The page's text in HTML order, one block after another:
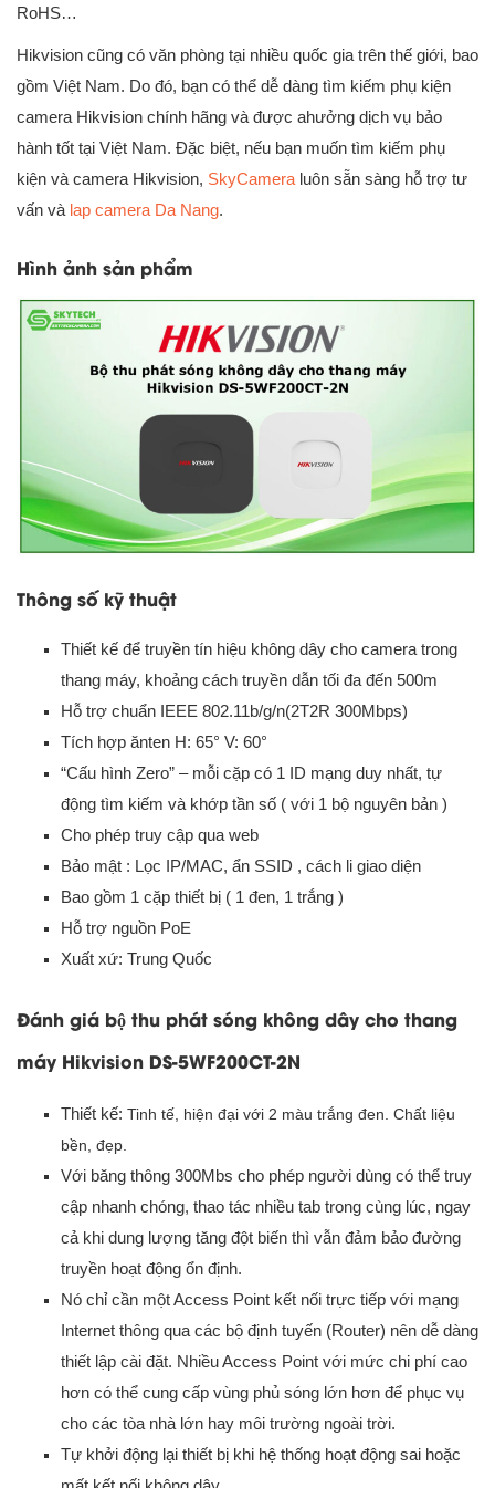
RoHS…
Hikvision cũng có văn phòng tại nhiều quốc gia trên thế giới, bao
gồm Việt Nam. Do đó, bạn có thể dễ dàng tìm kiếm phụ kiện
camera Hikvision chính hãng và được ahưởng dịch vụ bảo
hành tốt tại Việt Nam. Đặc biệt, nếu bạn muốn tìm kiếm phụ
kiện và camera Hikvision, SkyCamera luôn sẵn sàng hỗ trợ tư
vấn và lap camera Da Nang.
Hình ảnh sản phẩm
Thông số kỹ thuật
Thiết kế để truyền tín hiệu không dây cho camera trong
thang máy, khoảng cách truyền dẫn tối đa đến 500m
Hỗ trợ chuẩn IEEE 802.11b/g/n(2T2R 300Mbps)
Tích hợp ănten H: 65° V: 60°
“Cấu hình Zero” – mỗi cặp có 1 ID mạng duy nhất, tự
động tìm kiếm và khớp tần số ( với 1 bộ nguyên bản )
Cho phép truy cập qua web
Bảo mật : Lọc IP/MAC, ẩn SSID , cách li giao diện
Bao gồm 1 cặp thiết bị ( 1 đen, 1 trắng )
Hỗ trợ nguồn PoE
Xuất xứ: Trung Quốc
Đánh giá bộ thu phát sóng không dây cho thang
máy Hikvision DS-5WF200CT-2N
Thiết kế: Tinh tế, hiện đại với 2 màu trắng đen. Chất liệu
bền, đẹp.
Với băng thông 300Mbs cho phép người dùng có thể truy
cập nhanh chóng, thao tác nhiều tab trong cùng lúc, ngay
cả khi dung lượng tăng đột biến thì vẫn đảm bảo đường
truyền hoạt động ổn định.
Nó chỉ cần một Access Point kết nối trực tiếp với mạng
Internet thông qua các bộ định tuyến (Router) nên dễ dàng
thiết lập cài đặt. Nhiều Access Point với mức chi phí cao
hơn có thể cung cấp vùng phủ sóng lớn hơn để phục vụ
cho các tòa nhà lớn hay môi trường ngoài trời.
Tự khởi động lại thiết bị khi hệ thống hoạt động sai hoặc